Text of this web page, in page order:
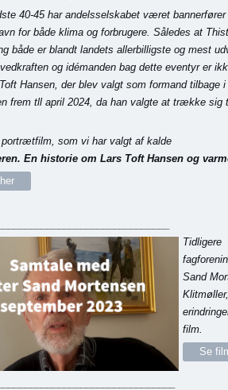
40-45 har andelsselskabet været
for både klima og forbrugere. Således at
både er blandt landets allerbilligste og mest
og idémanden bag dette eventyr er
Hansen, der blev valgt som formand tilbage
frem tll april 2024, da han valgte at trække sig
portrætfilm, som vi har valgt af kalde
En historie om Lars Toft Hansen og
Tidligere
Sand
film.
Se